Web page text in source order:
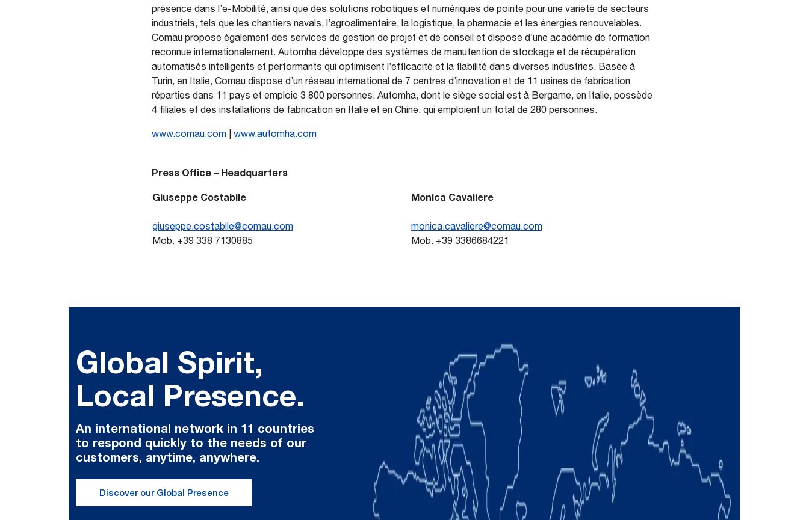
présence dans l’e-Mobilité, ainsi que des solutions robotiques et numériques de pointe pour une variété de secteurs
industriels, tels que les chantiers navals, l’agroalimentaire, la logistique, la pharmacie et les énergies renouvelables.
Comau propose également des services de gestion de projet et de conseil et dispose d’une académie de formation
reconnue internationalement. Automha développe des systèmes de manutention de stockage et de récupération
automatisés intelligents et performants qui optimisent l’efficacité et la fiabilité dans diverses industries. Basée à
Turin, en Italie, Comau dispose d’un réseau international de 7 centres d’innovation et de 11 usines de fabrication
réparties dans 11 pays et emploie 3 800 personnes. Automha, dont le siège social est à Bergame, en Italie, possède
4 filiales et des installations de fabrication en Italie et en Chine, qui emploient un total de 280 personnes.
www.comau.com www.automha.com
Press Office – Headquarters
Giuseppe Costabile
giuseppe.costabile@comau.com
Mob. +39 338 7130885
Monica Cavaliere
monica.cavaliere@comau.com
Mob. +39 3386684221
Global Spirit,
Local Presence.
An international network in 11 countries
to respond quickly to the needs of our
customers, anytime, anywhere.
Discover our Global Presence